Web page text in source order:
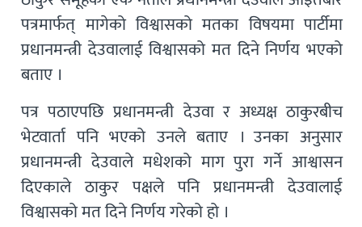
पत्रमार्फत् मागेको विश्वासको मतका विषयमा पार्टीमा
प्रधानमन्त्री देउवालाई विश्वासको मत दिने निर्णय भएको
बताए ।
पत्र पठाएपछि प्रधानमन्त्री देउवा र अध्यक्ष ठाकुरबीच
भेटवार्ता पनि भएको उनले बताए । उनका अनुसार
प्रधानमन्त्री देउवाले मधेशको माग पुरा गर्ने आश्वासन
दिएकाले ठाकुर पक्षले पनि प्रधानमन्त्री देउवालाई
विश्वासको मत दिने निर्णय गरेको हो ।